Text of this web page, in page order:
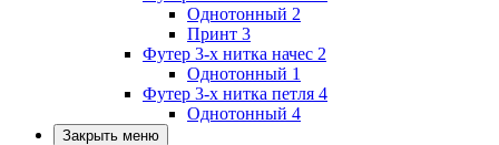
Однотонный 2
Принт 3
Футер 3-х нитка начес 2
Однотонный 1
Футер 3-х нитка петля 4
Однотонный 4
Закрыть меню